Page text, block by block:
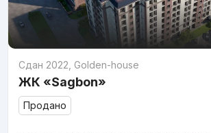
Сдан 2022 Golden-house
ЖК «Sagbon»
Продано